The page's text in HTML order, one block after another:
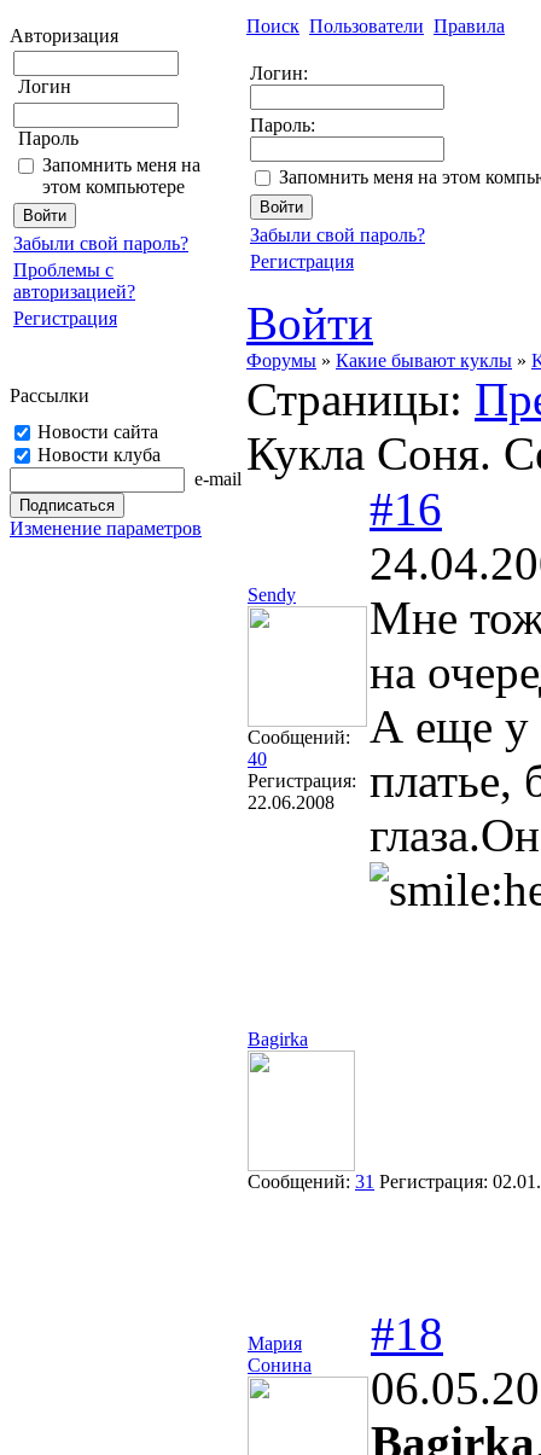
Авторизация
Логин
Пароль
Запомнить меня на
этом компьютере
Забыли свой пароль?
Проблемы с
авторизацией?
Регистрация
Рассылки
Новости сайта
Новости клуба
e-mail
Изменение параметров
Поиск Пользователи Правила
Логин:
Пароль:
Запомнить меня на этом
Забыли свой пароль?
Регистрация
Войти
Форумы » Какие бывают куклы »
Страницы:
Кукла Соня.
Sendy
Сообщений:
40
Регистрация:
22.06.2008
#16
Мне
на
А еще у
платье,
Bagirka
Сообщений: 31 Регистрация:
Мария
Сонина
#18
Bagirka